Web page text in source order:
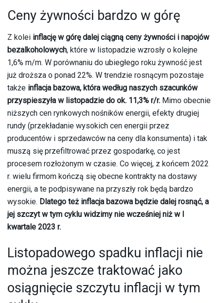
Ceny żywności bardzo w górę
Z kolei inflację w górę dalej ciągną ceny żywności i napojów
bezalkoholowych, które w listopadzie wzrosły o kolejne
1,6% m/m. W porównaniu do ubiegłego roku żywność jest
już droższa o ponad 22%. W trendzie rosnącym pozostaje
także inflacja bazowa, która według naszych szacunków
przyspieszyła w listopadzie do ok. 11,3% r/r. Mimo obecnie
niższych cen rynkowych nośników energii, efekty drugiej
rundy (przekładanie wysokich cen energii przez
producentów i sprzedawców na ceny dla konsumenta) i tak
muszą się przefiltrować przez gospodarkę, co jest
procesem rozłożonym w czasie. Co więcej, z końcem 2022
r. wielu firmom kończą się obecne kontrakty na dostawy
energii, a te podpisywane na przyszły rok będą bardzo
wysokie. Dlatego też inflacja bazowa będzie dalej rosnąć, a
jej szczyt w tym cyklu widzimy nie wcześniej niż w I
kwartale 2023 r.
Listopadowego spadku inflacji nie
można jeszcze traktować jako
osiągnięcie szczytu inflacji w tym